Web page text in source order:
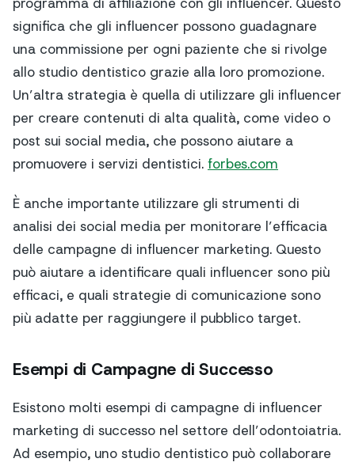
significa che gli influencer possono guadagnare
una commissione per ogni paziente che si rivolge
allo studio dentistico grazie alla loro promozione.
Un’altra strategia è quella di utilizzare gli influencer
per creare contenuti di alta qualità, come video o
post sui social media, che possono aiutare a
promuovere i servizi dentistici. forbes.com
È anche importante utilizzare gli strumenti di
analisi dei social media per monitorare l’efficacia
delle campagne di influencer marketing. Questo
può aiutare a identificare quali influencer sono più
efficaci, e quali strategie di comunicazione sono
più adatte per raggiungere il pubblico target.
Esempi di Campagne di Successo
Esistono molti esempi di campagne di influencer
marketing di successo nel settore dell’odontoiatria.
Ad esempio, uno studio dentistico può collaborare